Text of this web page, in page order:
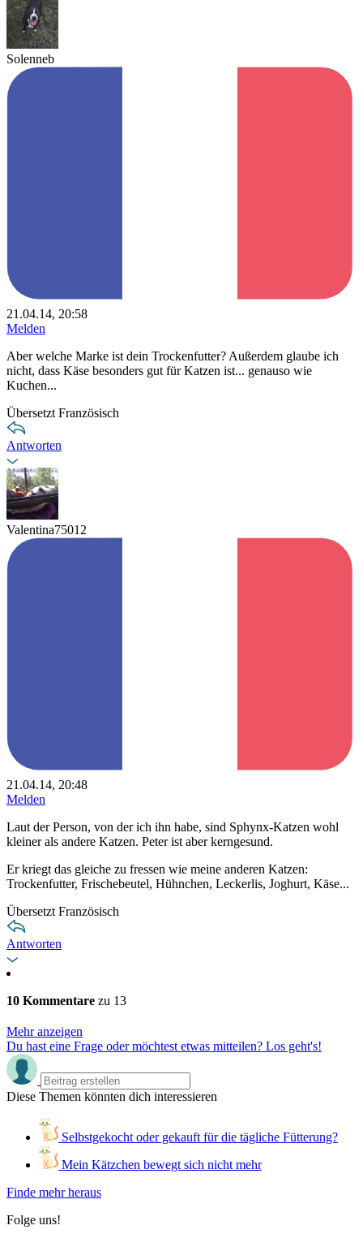
Solenneb
21.04.14, 20:58
Melden
Aber welche Marke ist dein Trockenfutter? Außerdem glaube ich
nicht, dass Käse besonders gut für Katzen ist... genauso wie
Kuchen...
Übersetzt Französisch
Antworten
Valentina75012
21.04.14, 20:48
Melden
Laut der Person, von der ich ihn habe, sind Sphynx-Katzen wohl
kleiner als andere Katzen. Peter ist aber kerngesund.
Er kriegt das gleiche zu fressen wie meine anderen Katzen:
Trockenfutter, Frischebeutel, Hühnchen, Leckerlis, Joghurt, Käse...
Übersetzt Französisch
Antworten
10 Kommentare zu 13
Mehr anzeigen
Du hast eine Frage oder möchtest etwas mitteilen? Los geht's!
Diese Themen könnten dich interessieren
Selbstgekocht oder gekauft für die tägliche Fütterung?
Mein Kätzchen bewegt sich nicht mehr
Finde mehr heraus
Folge uns!